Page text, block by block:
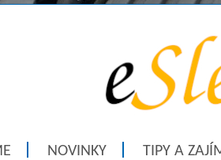
NOVINKY TIPY A